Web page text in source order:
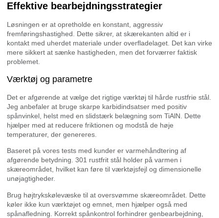
Effektive bearbejdningsstrategier
Løsningen er at opretholde en konstant, aggressiv
fremføringshastighed. Dette sikrer, at skærekanten altid er i
kontakt med uherdet materiale under overfladelaget. Det kan virke
mere sikkert at sænke hastigheden, men det forværrer faktisk
problemet.
Værktøj og parametre
Det er afgørende at vælge det rigtige værktøj til hårde rustfrie stål.
Jeg anbefaler at bruge skarpe karbidindsatser med positiv
spånvinkel, helst med en slidstærk belægning som TiAlN. Dette
hjælper med at reducere friktionen og modstå de høje
temperaturer, der genereres.
Baseret på vores tests med kunder er varmehåndtering af
afgørende betydning. 301 rustfrit stål holder på varmen i
skæreområdet, hvilket kan føre til værktøjsfejl og dimensionelle
unøjagtigheder.
Brug højtrykskølevæske til at oversvømme skæreområdet. Dette
køler ikke kun værktøjet og emnet, men hjælper også med
spånafledning. Korrekt spånkontrol forhindrer genbearbejdning,